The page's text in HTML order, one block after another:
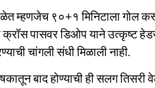
म्हणजेच ९०+१ मिनिटाला गोल
क्रॉस पासवर डिओप याने उत्कृष्ट
चांगली संधी मिळाली नाही.
बाद होण्याची ही सलग तिसरी